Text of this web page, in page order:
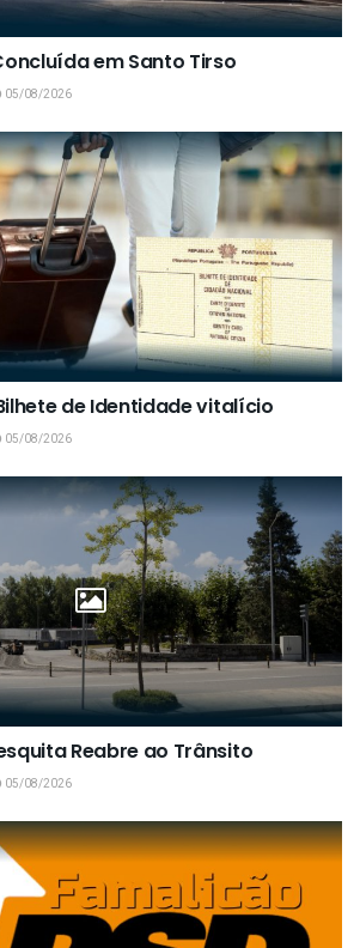
em Santo Tirso
05/08/2026
de Identidade vitalício
05/08/2026
Reabre ao Trânsito
05/08/2026